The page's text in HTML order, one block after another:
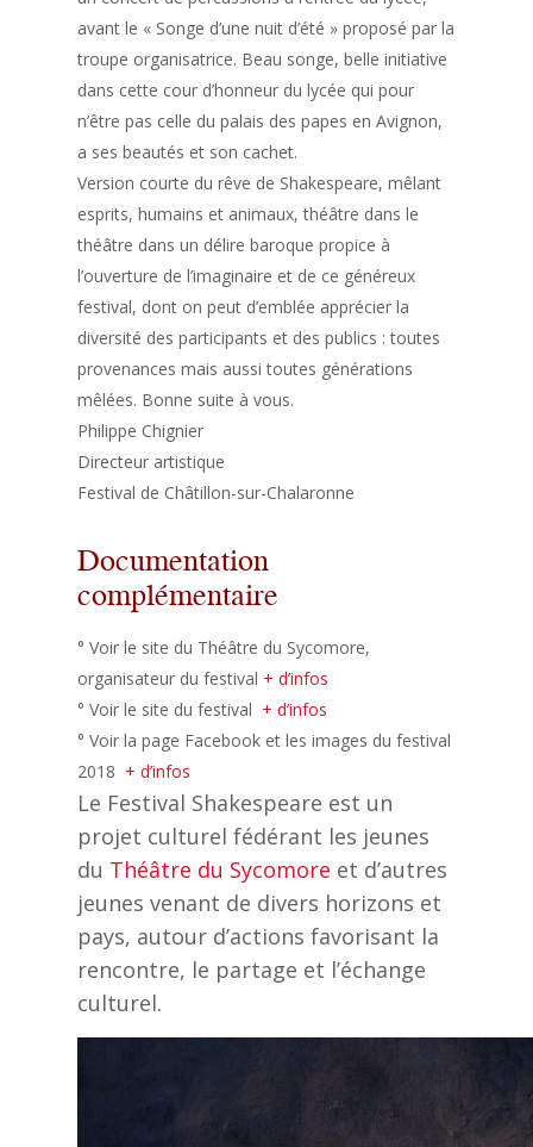
avant le « Songe d’une nuit d’été » proposé par la
troupe organisatrice. Beau songe, belle initiative
dans cette cour d’honneur du lycée qui pour
n’être pas celle du palais des papes en Avignon,
a ses beautés et son cachet.
Version courte du rêve de Shakespeare, mêlant
esprits, humains et animaux, théâtre dans le
théâtre dans un délire baroque propice à
l’ouverture de l’imaginaire et de ce généreux
festival, dont on peut d’emblée apprécier la
diversité des participants et des publics : toutes
provenances mais aussi toutes générations
mêlées. Bonne suite à vous.
Philippe Chignier
Directeur artistique
Festival de Châtillon-sur-Chalaronne
Documentation
complémentaire
° Voir le site du Théâtre du Sycomore,
organisateur du festival + d’infos
° Voir le site du festival + d’infos
° Voir la page Facebook et les images du festival
2018 + d’infos
Le Festival Shakespeare est un
projet culturel fédérant les jeunes
du Théâtre du Sycomore et d’autres
jeunes venant de divers horizons et
pays, autour d’actions favorisant la
rencontre, le partage et l’échange
culturel.